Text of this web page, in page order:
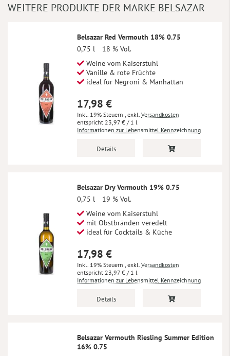
WEITERE PRODUKTE DER MARKE BELSAZAR
Belsazar Red Vermouth 18% 0.75
0,75 l
18 % Vol.
Weine vom Kaiserstuhl
Vanille & rote Früchte
ideal für Negroni & Manhattan
17,98 €
Inkl. 19% Steuern , exkl. Versandkosten
23,97 € / 1 l
Informationen zur Lebensmittel Kennzeichnung
Details
Belsazar Dry Vermouth 19% 0.75
0,75 l
19 % Vol.
Weine vom Kaiserstuhl
mit Obstbränden veredelt
ideal für Cocktails & Küche
17,98 €
Inkl. 19% Steuern , exkl. Versandkosten
23,97 € / 1 l
Informationen zur Lebensmittel Kennzeichnung
Details
Belsazar Vermouth Riesling Summer Edition
16% 0.75